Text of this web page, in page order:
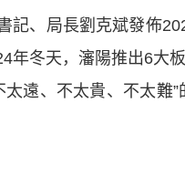
、局長劉克斌發佈
年冬天，瀋陽推出6大
遠、不太貴、不太難”